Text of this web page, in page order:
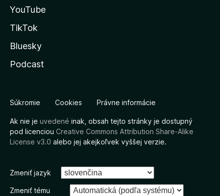
YouTube
TikTok
Bluesky
Podcast
Súkromie Cookies Právne informácie
Ak nie je uvedené inak, obsah tejto stránky je dostupný
pod licenciou Creative Commons Attribution Share-Alike
License v3.0 alebo jej akejkoľvek vyššej verzie.
Zmeniť jazyk
Zmeniť tému